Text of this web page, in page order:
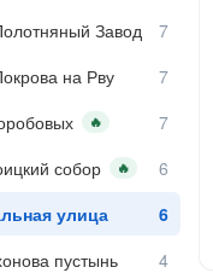
Завод
на Рву
🔥
собор 🔥
улица
пустынь